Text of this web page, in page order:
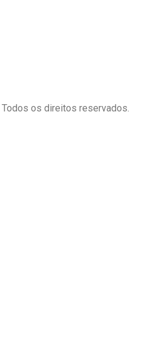
Todos os direitos reservados.